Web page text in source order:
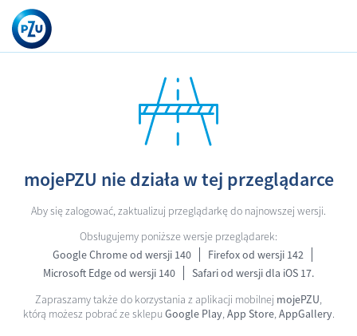
mojePZU nie działa w tej przeglądarce
Aby się zalogować, zaktualizuj przeglądarkę do najnowszej wersji.
Obsługujemy poniższe wersje przeglądarek:
Google Chrome od wersji 140
Firefox od wersji 142
Microsoft Edge od wersji 140
Safari od wersji dla iOS 17.
Zapraszamy także do korzystania z aplikacji mobilnej mojePZU,
którą możesz pobrać ze sklepu Google Play,App Store,AppGallery.